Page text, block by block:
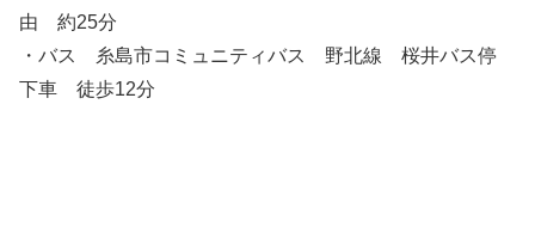
由 約25分
・バス 糸島市コミュニティバス 野北線 桜井バス停
下車 徒歩12分